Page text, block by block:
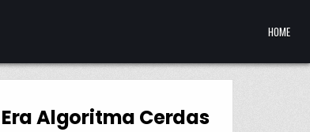
HOME
Algoritma Cerdas